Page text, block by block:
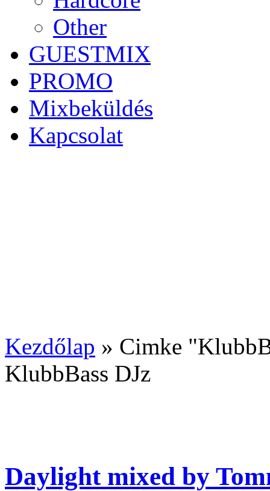
Other
GUESTMIX
PROMO
Mixbeküldés
Kapcsolat
Kezdőlap » Cimke
KlubbBass DJz
Daylight mixed by